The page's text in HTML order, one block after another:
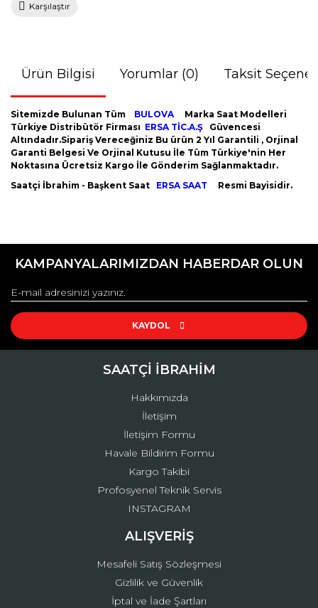
Karşılaştır
Ürün Bilgisi Yorumlar (0) Taksit
Sitemizde Bulunan Tüm BULOVA
Marka Saat Modelleri
Türkiye Distribütör Firması ERSA TİC.A.Ş
Güvencesi
Altındadır.Sipariş Vereceğiniz Bu ürün 2 Yıl Garantili , Orjinal
Garanti Belgesi Ve Orjinal Kutusu İle Tüm Türkiye'nin Her
Noktasına Ücretsiz Kargo İle Gönderim Sağlanmaktadır.
Saatçi İbrahim - Başkent Saat ERSA SAAT Resmi Bayisidir.
konularda yetersiz gördüğünüz noktaları öneri formunu
Görüş ve önerileriniz için teşekkür ederiz.
Ürün resmi kalitesiz, bozuk veya görüntülenemiyor.
Ürün açıklamasında eksik bilgiler bulunuyor.
Ürün fiyatı diğer sitelerden daha pahalı.
Gönder
KAMPANYALARIMIZDAN HABERDAR OLUN
KAYDOL
SAATÇİ İBRAHİM
Hakkımızda
İletişim
İletişim Formu
Havale Bildirim Formu
Kargo Takibi
Profosyenel Teknik Servis
INSTAGRAM
ALIŞVERİŞ
Mesafeli Satış Sözleşmesi
Gizlilik ve Güvenlik
İptal ve İade Şartları